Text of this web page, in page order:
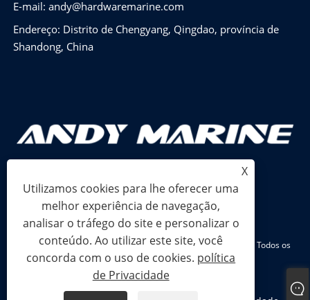
E-mail: andy@hardwaremarine.com
Endereço: Distrito de Chengyang, Qingdao, província de
Shandong, China
Copyright © 2024 Shandong Power Industry and Trade Co., Ltd. Todos os
X
Utilizamos cookies para lhe oferecer uma
melhor experiência de navegação,
analisar o tráfego do site e personalizar o
conteúdo. Ao utilizar este site, você
concorda com o uso de cookies. política
de Privacidade